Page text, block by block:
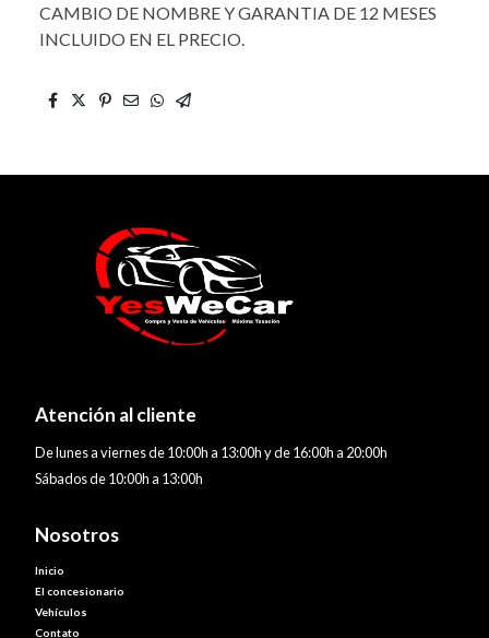
CAMBIO DE NOMBRE Y GARANTIA DE 12 MESES
INCLUIDO EN EL PRECIO.
Atención al cliente
De lunes a viernes de 10:00h a 13:00h y de 16:00h a 20:00h
Sábados de 10:00h a 13:00h
Nosotros
Inicio
El concesionario
Vehículos
Contato